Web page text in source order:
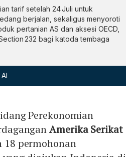
tarif setelah 24 Juli untuk
berjalan, sekaligus menyoroti
pertanian AS dan aksesi OECD,
232 bagi katoda tembaga
Perekonomian
Amerika Serikat
18 permohonan